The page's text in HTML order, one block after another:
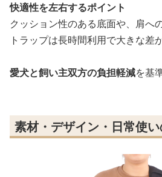
快適性を左右するポイント
クッション性のある底面や、肩へ
トラップは長時間利用で大きな差
愛犬と飼い主双方の負担軽減を基
素材・デザイン・日常使